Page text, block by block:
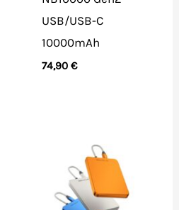
USB/USB-C
10000mAh
74,90€